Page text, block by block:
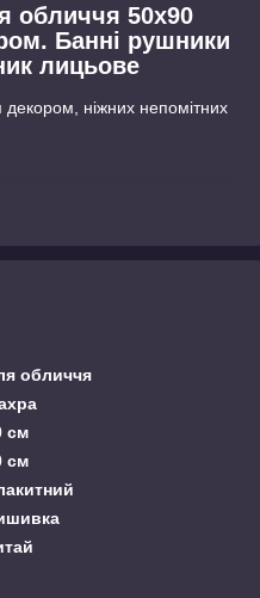
обличчя 50х90
Банні рушники
лицьове
ніжних непомітних
обличчя
см
см